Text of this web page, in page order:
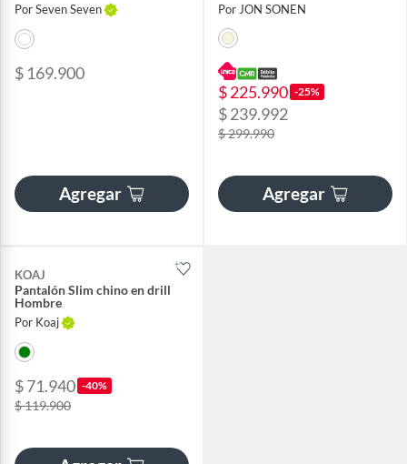
Por Seven Seven
$ 169.900
Agregar
Por JON SONEN
$ 225.990 -25%
$ 239.992
$ 299.990
Agregar
KOAJ
Pantalón Slim chino en drill
Hombre
Por Koaj
$ 71.940 -40%
$ 119.900